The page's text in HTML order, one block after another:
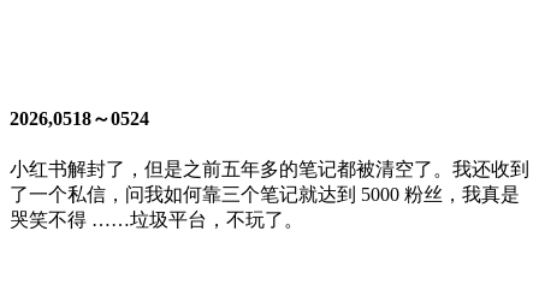
2026,0518～0524
小红书解封了，但是之前五年多的笔记都被清空了。我还收到
了一个私信，问我如何靠三个笔记就达到 5000 粉丝，我真是
哭笑不得 ……垃圾平台，不玩了。